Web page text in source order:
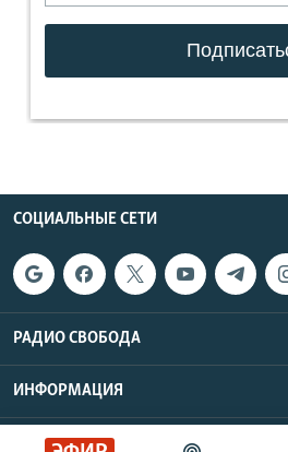
СОЦИАЛЬНЫЕ СЕТИ
РАДИО СВОБОДА
ИНФОРМАЦИЯ
Радио Свобода © 2026 RFE/RL,